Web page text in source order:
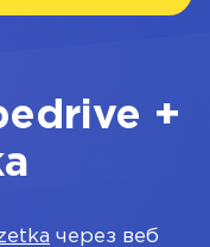
+
через веб